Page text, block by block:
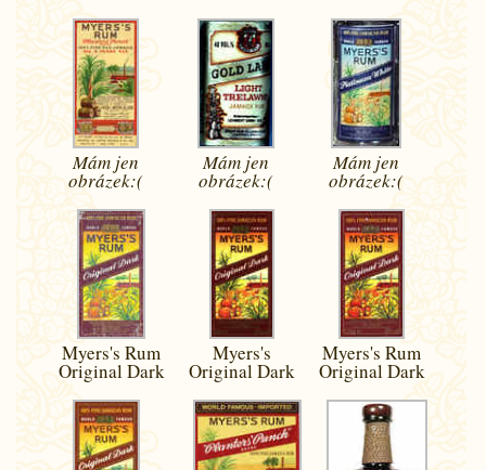
Mám jen
obrázek:(
Mám jen
obrázek:(
Mám jen
obrázek:(
Myers's Rum
Original Dark
Myers's
Original Dark
Myers's Rum
Original Dark